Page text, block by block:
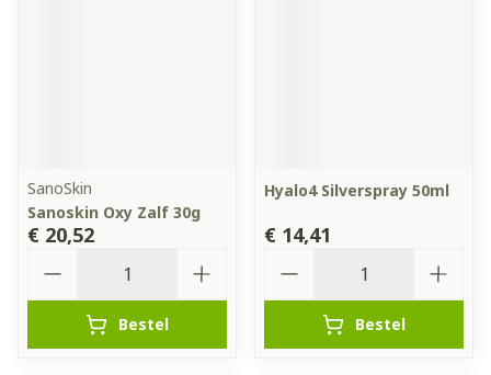
SanoSkin
Sanoskin Oxy Zalf 30g
€ 20,52
Bestel
Hyalo4 Silverspray 50ml
€ 14,41
Bestel